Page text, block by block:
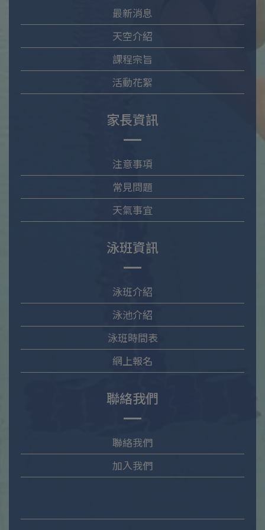
最新消息
天空介紹
課程宗旨
活動花絮
家長資訊
注意事項
常見問題
天氣事宜
泳班資訊
泳班介紹
泳池介紹
泳班時間表
網上報名
聯絡我們
聯絡我們
加入我們